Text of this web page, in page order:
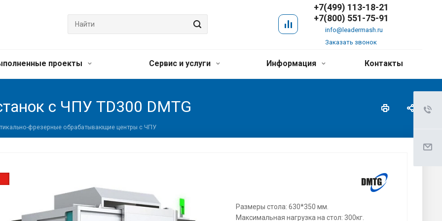
+7(499) 113-18-21
+7(800) 551-75-91
info@leadermash.ru
Заказать звонок
проекты Сервис и услуги Информация Контакты
с ЧПУ TD300 DMTG
фрезерные обрабатывающие центры с ЧПУ
Размеры стола: 630*350 мм.
Максимальная нагрузка на стол: 300кг.